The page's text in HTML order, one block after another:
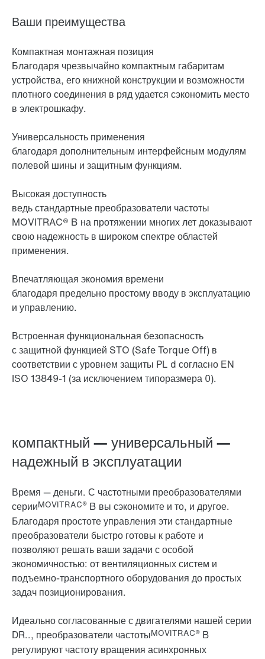
компактный — универсальный —
надежный в эксплуатации
Время — деньги. С частотными преобразователями
серииMOVITRAC® B вы сэкономите и то, и другое.
Благодаря простоте управления эти стандартные
преобразователи быстро готовы к работе и
позволяют решать ваши задачи с особой
экономичностью: от вентиляционных систем и
подъемно-транспортного оборудования до простых
задач позиционирования.
Идеально согласованные с двигателями нашей серии
DR.., преобразователи частотыMOVITRAC® B
регулируют частоту вращения асинхронных
Ваши преимущества
Компактная монтажная позиция
Благодаря чрезвычайно компактным габаритам
устройства, его книжной конструкции и возможности
плотного соединения в ряд удается сэкономить место
в электрошкафу.
Универсальность применения
благодаря дополнительным интерфейсным модулям
полевой шины и защитным функциям.
Высокая доступность
ведь стандартные преобразователи частоты
MOVITRAC® B на протяжении многих лет доказывают
свою надежность в широком спектре областей
применения.
Впечатляющая экономия времени
благодаря предельно простому вводу в эксплуатацию
и управлению.
Встроенная функциональная безопасность
с защитной функцией STO (Safe Torque Off) в
соответствии с уровнем защиты PL d согласно EN
ISO 13849-1 (за исключением типоразмера 0).